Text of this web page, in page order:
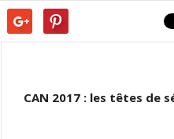
CAN 2017 : les têtes de